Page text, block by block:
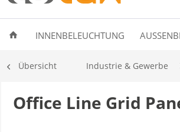
INNENBELEUCHTUNG
Übersicht Industrie & Gewerbe
Office Line Grid